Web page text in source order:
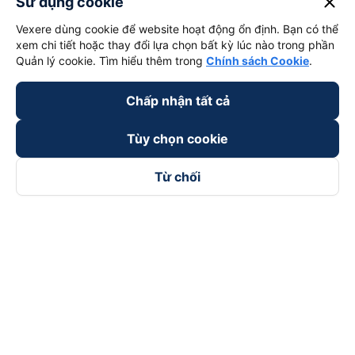
Vexere dùng cookie để website hoạt động ổn định. Bạn có thể
xem chi tiết hoặc thay đổi lựa chọn bất kỳ lúc nào trong phần
Quản lý cookie. Tìm hiểu thêm trong Chính sách Cookie.
Chấp nhận tất cả
Tùy chọn cookie
Từ chối